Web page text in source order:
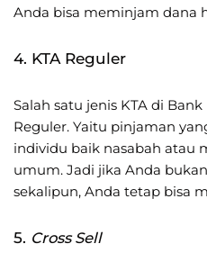
Anda bisa meminjam dana
4. KTA Reguler
Salah satu jenis KTA di
Reguler. Yaitu pinjaman
individu baik nasabah atau
umum. Jadi jika Anda
sekalipun, Anda tetap bisa
5. Cross Sell